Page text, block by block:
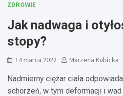
ZDROWIE
Jak nadwaga i
stopy?
14 marca 2022 Marzena Kubicka
Nadmierny ciężar ciała
schorzeń, w tym deformacji i